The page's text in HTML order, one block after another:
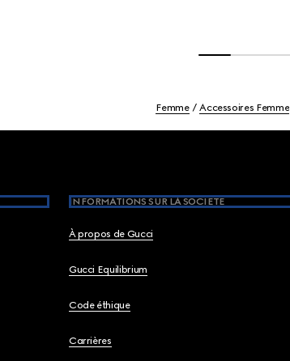
Femme Accessoires Femme
INFORMATIONS SUR LA SOCIETE
À propos de Gucci
Gucci Equilibrium
Code éthique
Carrières